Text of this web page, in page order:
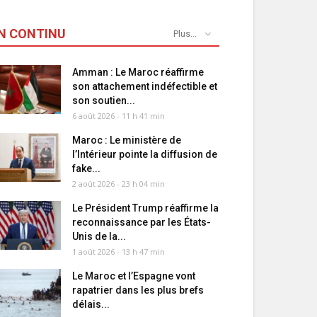
CONTINU Plus...
Amman : Le Maroc réaffirme
son attachement indéfectible et
son soutien...
6 août 2026 - 11 h 41 min
Maroc : Le ministère de
l’Intérieur pointe la diffusion de
fake...
2 août 2026 - 23 h 04 min
Le Président Trump réaffirme la
reconnaissance par les États-
Unis de la...
1 août 2026 - 13 h 47 min
Le Maroc et l’Espagne vont
rapatrier dans les plus brefs
délais...